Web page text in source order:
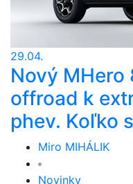
29.04.
Nový MHero
offroad k
phev. Koľko
Miro MIHÁLIK
Novinky